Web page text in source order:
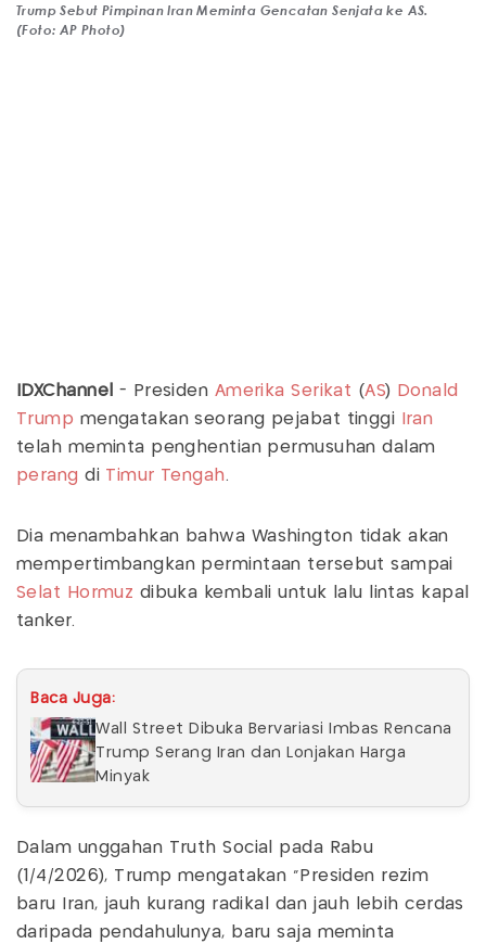
Trump Sebut Pimpinan Iran Meminta Gencatan Senjata ke AS.
(Foto: AP Photo)
IDXChannel - Presiden Amerika Serikat (AS) Donald
Trump mengatakan seorang pejabat tinggi
Iran
telah meminta penghentian permusuhan dalam
perang di Timur Tengah.
Dia menambahkan bahwa Washington tidak akan
mempertimbangkan permintaan tersebut sampai
Selat Hormuz dibuka kembali untuk lalu lintas kapal
tanker.
Baca Juga:
Wall Street Dibuka Bervariasi Imbas Rencana
Trump Serang Iran dan Lonjakan Harga
Minyak
Dalam unggahan Truth Social pada Rabu
(1/4/2026), Trump mengatakan "Presiden rezim
baru Iran, jauh kurang radikal dan jauh lebih cerdas
daripada pendahulunya, baru saja meminta